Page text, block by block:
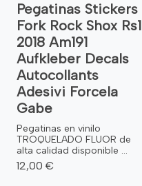
Pegatinas Stickers
Fork Rock Shox Rs1
2018 Am191
Aufkleber Decals
Autocollants
Adesivi Forcela
Gabe
Pegatinas en vinilo
TROQUELADO FLUOR de
alta calidad disponible ...
12,00 €